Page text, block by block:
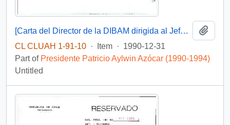
[Carta del Director de la DIBAM dirigida al Jefe de Gabinete Presidencial]
CL CLUAH 1-91-10 · Item · 1990-12-31
Part of Presidente Patricio Aylwin Azócar (1990-1994)
Untitled